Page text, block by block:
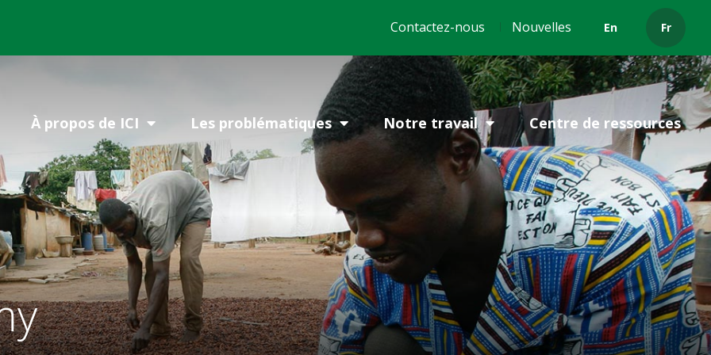
Header
menu
Contactez-nous Nouvelles En Fr
À propos de ICI Les problématiques Notre travail Centre de ressources